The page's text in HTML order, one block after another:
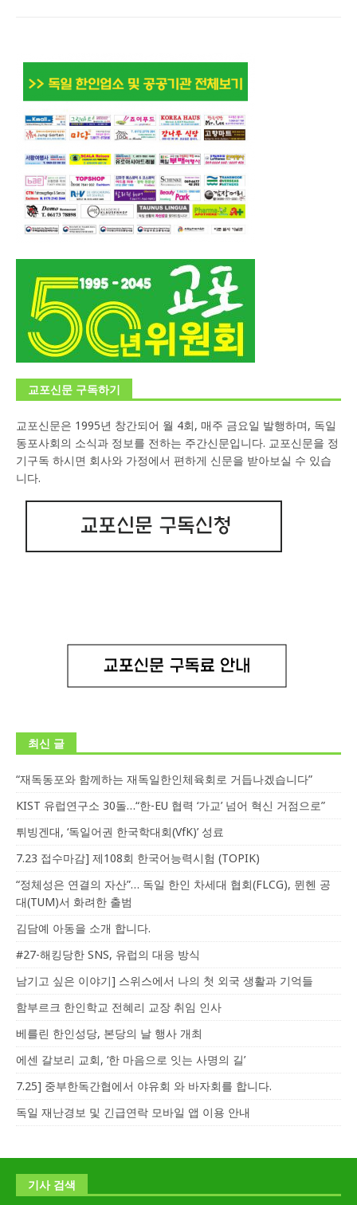
교포신문 구독하기
교포신문은 1995년 창간되어 월 4회, 매주 금요일 발행하며, 독일
동포사회의 소식과 정보를 전하는 주간신문입니다. 교포신문을 정
기구독 하시면 회사와 가정에서 편하게 신문을 받아보실 수 있습
니다.
최신 글
“재독동포와 함께하는 재독일한인체육회로 거듭나겠습니다”
KIST 유럽연구소 30돌…“한-EU 협력 ‘가교’ 넘어 혁신 거점으로”
튀빙겐대, ‘독일어권 한국학대회(VfK)’ 성료
7.23 접수마감] 제108회 한국어능력시험 (TOPIK)
“정체성은 연결의 자산”… 독일 한인 차세대 협회(FLCG), 뮌헨 공
대(TUM)서 화려한 출범
김담예 아동을 소개 합니다.
#27-해킹당한 SNS, 유럽의 대응 방식
남기고 싶은 이야기] 스위스에서 나의 첫 외국 생활과 기억들
함부르크 한인학교 전혜리 교장 취임 인사
베를린 한인성당, 본당의 날 행사 개최
에센 갈보리 교회, ‘한 마음으로 잇는 사명의 길’
7.25] 중부한독간협에서 야유회 와 바자회를 합니다.
독일 재난경보 및 긴급연락 모바일 앱 이용 안내
기사 검색